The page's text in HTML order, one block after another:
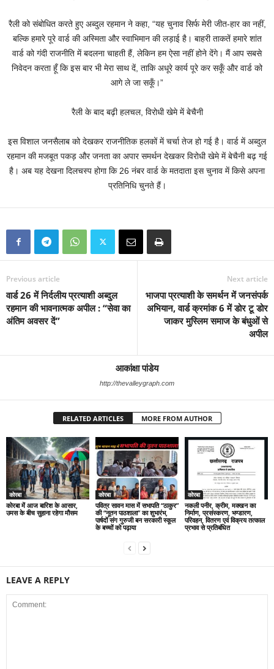
रैली को संबोधित करते हुए अब्दुल रहमान ने कहा, “यह चुनाव सिर्फ मेरी जीत-हार का नहीं,
बल्कि हमारे पूरे वार्ड की अस्मिता और स्वाभिमान की लड़ाई है। बाहरी ताकतें हमारे शांत
वार्ड को गंदी राजनीति में बदलना चाहती हैं, लेकिन हम ऐसा नहीं होने देंगे। मैं आप सबसे
निवेदन करता हूँ कि इस बार भी मेरा साथ दें, ताकि अधूरे कार्य पूरे कर सकूँ और वार्ड को
आगे ले जा सकूँ।”
रैली के बाद बढ़ी हलचल, विरोधी खेमे में बेचैनी
इस विशाल जनसैलाब को देखकर राजनीतिक हलकों में चर्चा तेज हो गई है। वार्ड में अब्दुल
रहमान की मजबूत पकड़ और जनता का अपार समर्थन देखकर विरोधी खेमे में बेचैनी बढ़ गई
है। अब यह देखना दिलचस्प होगा कि 26 नंबर वार्ड के मतदाता इस चुनाव में किसे अपना
प्रतिनिधि चुनते हैं।
Previous article
वार्ड 26 में निर्दलीय प्रत्याशी अब्दुल
रहमान की भावनात्मक अपील : “सेवा का
अंतिम अवसर दें”
Next article
भाजपा प्रत्याशी के समर्थन में जनसंपर्क
अभियान, वार्ड क्रमांक 6 में डोर टू डोर
जाकर मुस्लिम समाज के बंधुओं से
अपील
आकांक्षा पांडेय
http://thevalleygraph.com
RELATED ARTICLES MORE FROM AUTHOR
कोरबा
कोरबा में आज बारिश के आसार,
उमस के बीच सुहाना रहेगा मौसम
कोरबा
पवित्र सावन मास में सभापति “ठाकुर”
की “नूतन पाठशाला” का शुभारंभ,
पार्षदों संग गुरुजी बन सरकारी स्कूल
के बच्चों को पढ़ाया
कोरबा
नकली पनीर, क्रीम, मक्खन का
निर्माण, प्रसंस्करण, भण्डारण,
परिवहन, वितरण एवं विक्रय तत्काल
प्रभाव से प्रतिबंधित
LEAVE A REPLY